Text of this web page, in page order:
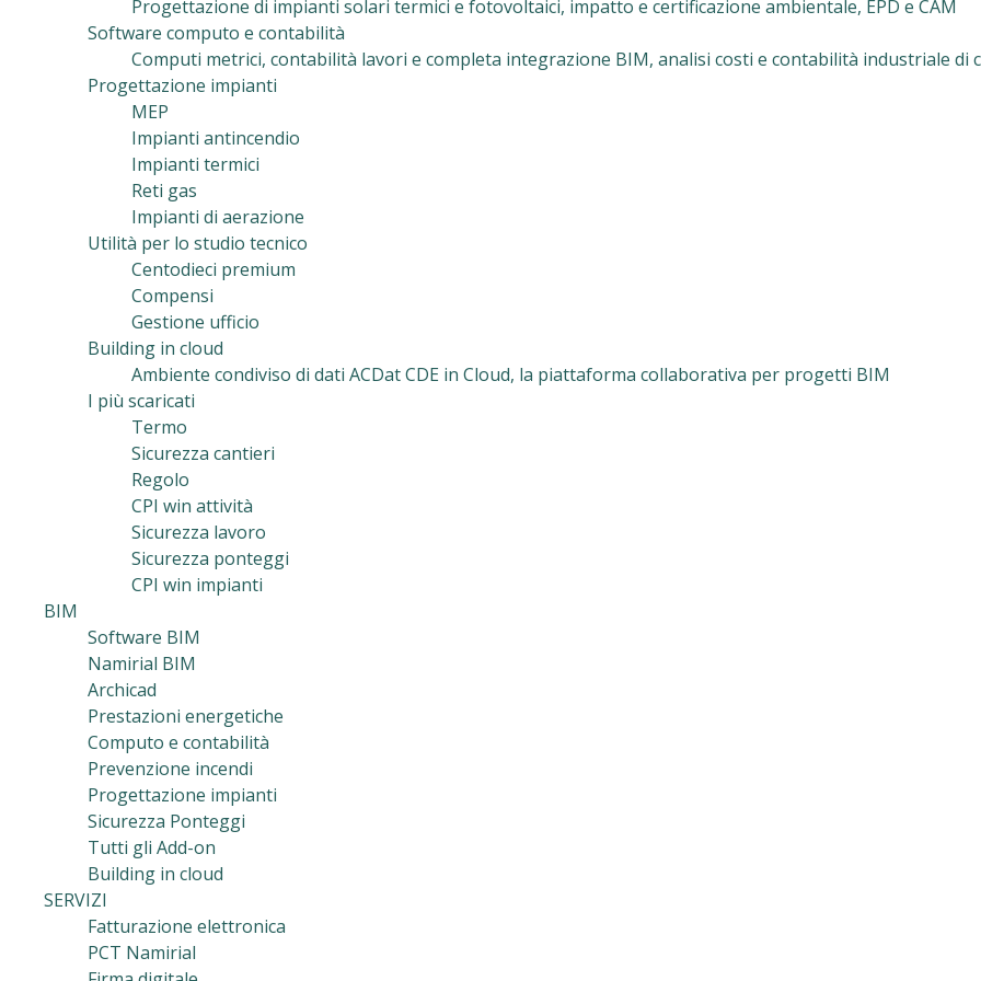
Progettazione di impianti solari termici e fotovoltaici, impatto e certificazione ambientale, EPD e CAM
Software computo e contabilità
Computi metrici, contabilità lavori e completa integrazione BIM, analisi costi e contabilità industriale di
Progettazione impianti
MEP
Impianti antincendio
Impianti termici
Reti gas
Impianti di aerazione
Utilità per lo studio tecnico
Centodieci premium
Compensi
Gestione ufficio
Building in cloud
Ambiente condiviso di dati ACDat CDE in Cloud, la piattaforma collaborativa per progetti BIM
I più scaricati
Termo
Sicurezza cantieri
Regolo
CPI win attività
Sicurezza lavoro
Sicurezza ponteggi
CPI win impianti
BIM
Software BIM
Namirial BIM
Archicad
Prestazioni energetiche
Computo e contabilità
Prevenzione incendi
Progettazione impianti
Sicurezza Ponteggi
Tutti gli Add-on
Building in cloud
SERVIZI
Fatturazione elettronica
PCT Namirial